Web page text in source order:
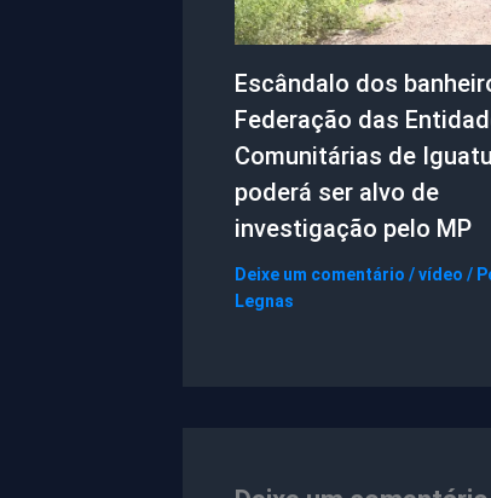
Escândalo dos
Federação das
Comunitárias de Iguatu
poderá ser alvo de
investigação pelo MP
Deixe um comentário /vídeo /
Legnas